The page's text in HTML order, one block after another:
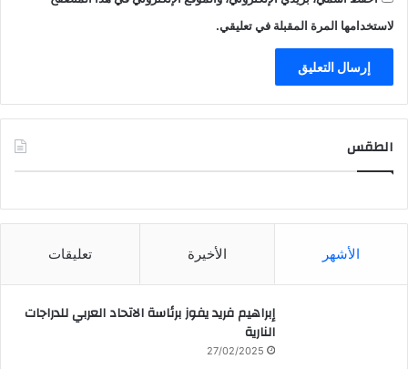
لاستخدامها المرة المقبلة في تعليقي.
الطقس
الأشهر الأخيرة تعليقات
إبراهيم فريد يفوز برئاسة الاتحاد العربي للدراجات
النارية
27/02/2025